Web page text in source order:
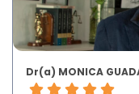
Dr(a) MONICA